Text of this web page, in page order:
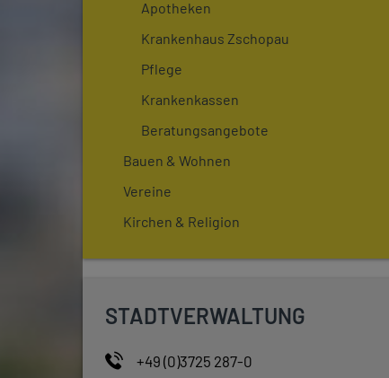
Apotheken
Krankenhaus Zschopau
Pflege
Krankenkassen
Beratungsangebote
Bauen & Wohnen
Vereine
Kirchen & Religion
STADTVERWALTUNG
+49 (0)3725 287-0